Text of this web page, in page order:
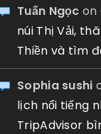
Tuấn Ngọc on
núi Thị Vải,
Thiền và tìm
Sophia sushi
lịch nổi tiếng
TripAdvisor